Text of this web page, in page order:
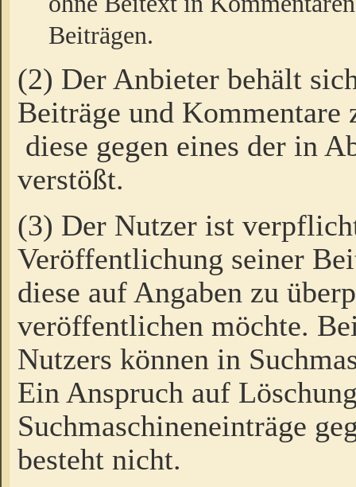
Beiträgen.
(2) Der Anbieter behält
Beiträge und Kommentare
diese gegen eines der in
verstößt.
(3) Der Nutzer ist
Veröffentlichung seiner
diese auf Angaben zu
veröffentlichen möchte.
Nutzers können in
Ein Anspruch auf
Suchmaschineneinträge
besteht nicht.